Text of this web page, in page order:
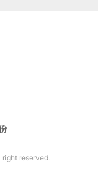
right reserved.